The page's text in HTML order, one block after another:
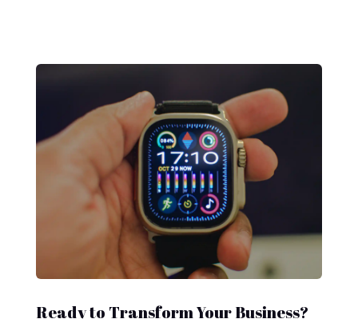
Ready to Transform Your Business?